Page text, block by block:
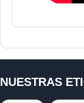
NUESTRAS